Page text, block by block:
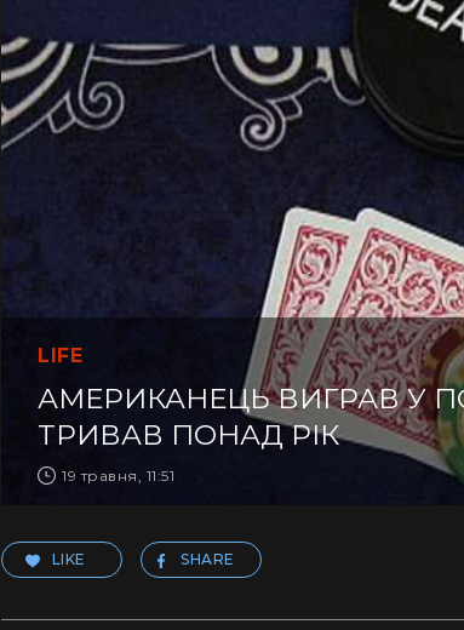
LIFE
АМЕРИКАНЕЦЬ ВИГРАВ У
ТРИВАВ ПОНАД РІК
19 травня, 11:51
LIKE SHARE